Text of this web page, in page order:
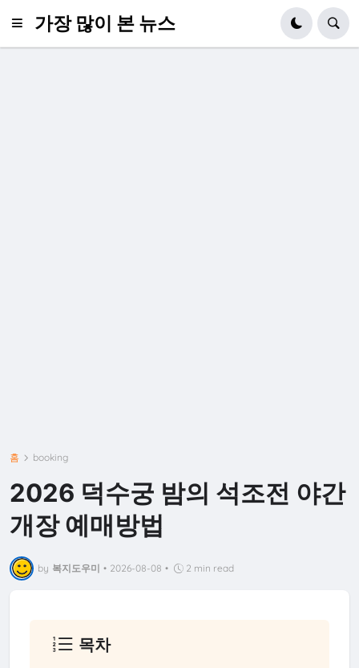
가장 많이 본 뉴스
홈 booking
2026 덕수궁 밤의 석조전 야간
개장 예매방법
by 복지도우미 • 2026-08-08 • 2 min read
목차